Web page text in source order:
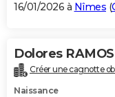
16/01/2026 à Nîmes (
Dolores RAMOS
Créer une cagnotte
Naissance